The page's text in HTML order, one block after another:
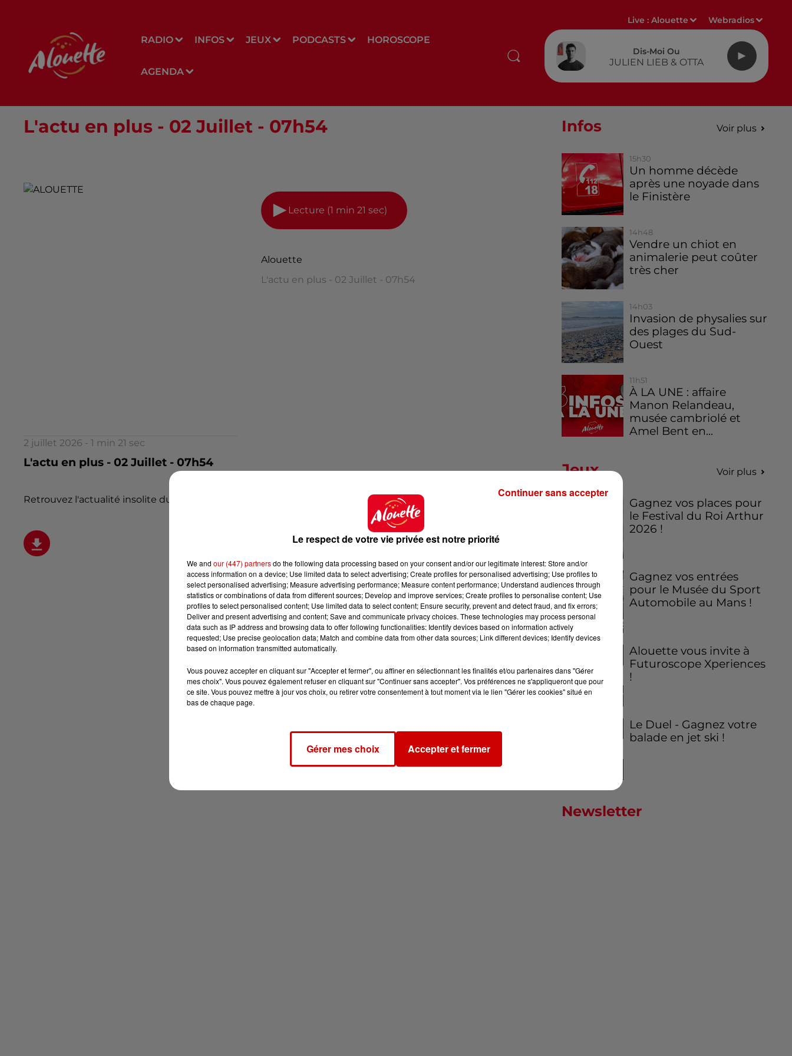
RADIO INFOS JEUX PODCASTS HOROSCOPE
AGENDA
Live :Alouette Webradios
Dis-Moi Ou
JULIEN LIEB & OTTA
L'actu en plus - 02 Juillet - 07h54
Lecture (1 min 21 sec)
Alouette
L'actu en plus - 02 Juillet - 07h54
2 juillet 2026 - 1 min 21 sec
L'actu en plus - 02 Juillet - 07h54
Retrouvez l'actualité insolite du jour dans l 'Actu en Plus à 7h55 !
Infos Voir plus
15h30
Un homme décède
après une noyade dans
le Finistère
14h48
Vendre un chiot en
animalerie peut coûter
très cher
14h03
Invasion de physalies sur
des plages du Sud-
Ouest
11h51
À LA UNE : affaire
Manon Relandeau,
musée cambriolé et
Amel Bent en...
Jeux Voir plus
Gagnez vos places pour
le Festival du Roi Arthur
2026 !
Gagnez vos entrées
pour le Musée du Sport
Automobile au Mans !
Alouette vous invite à
Futuroscope Xperiences
!
Le Duel - Gagnez votre
balade en jet ski !
Newsletter
Le respect de votre vie privée est notre priorité
We and our (447) partnersdo the following data processing based on your consent and/or our legitimate interest: Store and/or
access information on a device; Use limited data to select advertising; Create profiles for personalised advertising; Use profiles to
select personalised advertising; Measure advertising performance; Measure content performance; Understand audiences through
statistics or combinations of data from different sources; Develop and improve services; Create profiles to personalise content; Use
profiles to select personalised content; Use limited data to select content; Ensure security, prevent and detect fraud, and fix errors;
Deliver and present advertising and content; Save and communicate privacy choices. These technologies may process personal
data such as IP address and browsing data to offer following functionalities: Identify devices based on information actively
requested; Use precise geolocation data; Match and combine data from other data sources; Link different devices; Identify devices
based on information transmitted automatically.
Vous pouvez accepter en cliquant sur "Accepter et fermer", ou affiner en sélectionnant les finalités et/ou partenaires dans "Gérer
mes choix". Vous pouvez également refuser en cliquant sur "Continuer sans accepter". Vos préférences ne s'appliqueront que pour
ce site. Vous pouvez mettre à jour vos choix, ou retirer votre consentement à tout moment via le lien "Gérer les cookies" situé en
bas de chaque page.
Gérer mes choix Accepter et fermer
Continuer sans accepter